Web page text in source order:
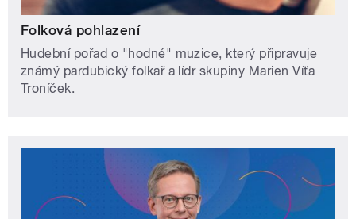
Folková pohlazení
Hudební pořad o "hodné" muzice, který připravuje
známý pardubický folkař a lídr skupiny Marien Víťa
Troníček.